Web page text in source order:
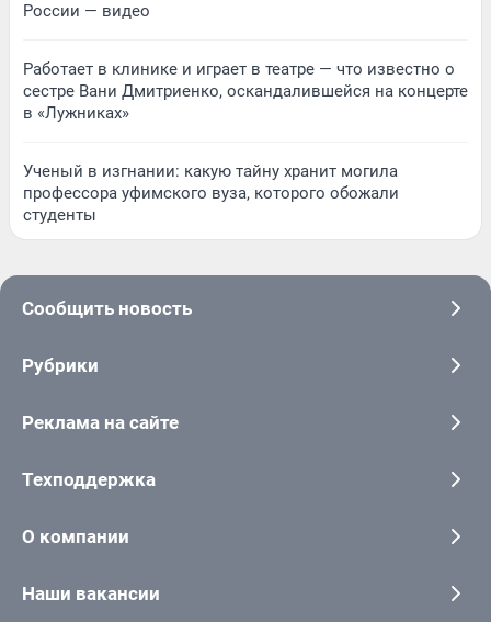
России — видео
Работает в клинике и играет в театре — что известно о
сестре Вани Дмитриенко, оскандалившейся на концерте
в «Лужниках»
Ученый в изгнании: какую тайну хранит могила
профессора уфимского вуза, которого обожали
студенты
Сообщить новость
Рубрики
Реклама на сайте
Техподдержка
О компании
Наши вакансии